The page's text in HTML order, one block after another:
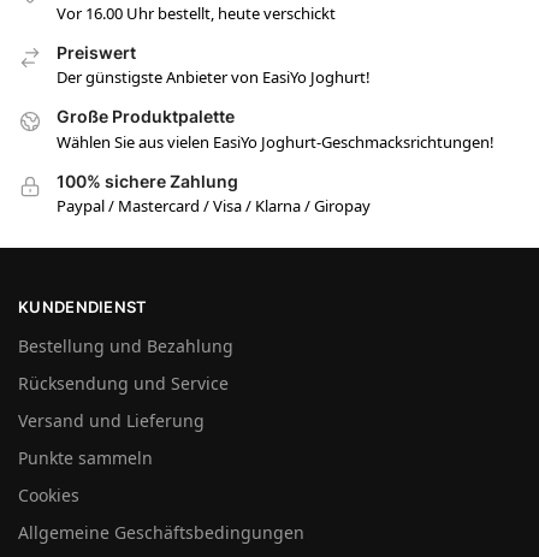
Vor 16.00 Uhr bestellt, heute verschickt
Preiswert
Der günstigste Anbieter von EasiYo Joghurt!
Große Produktpalette
Wählen Sie aus vielen EasiYo Joghurt-Geschmacksrichtungen!
100% sichere Zahlung
Paypal / Mastercard / Visa / Klarna / Giropay
KUNDENDIENST
Bestellung und Bezahlung
Rücksendung und Service
Versand und Lieferung
Punkte sammeln
Cookies
Allgemeine Geschäftsbedingungen